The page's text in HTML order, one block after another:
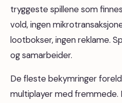
tryggeste spillene som
vold, ingen
lootbokser, ingen reklame.
og samarbeider.
De fleste bekymringer
multiplayer med fremmede.